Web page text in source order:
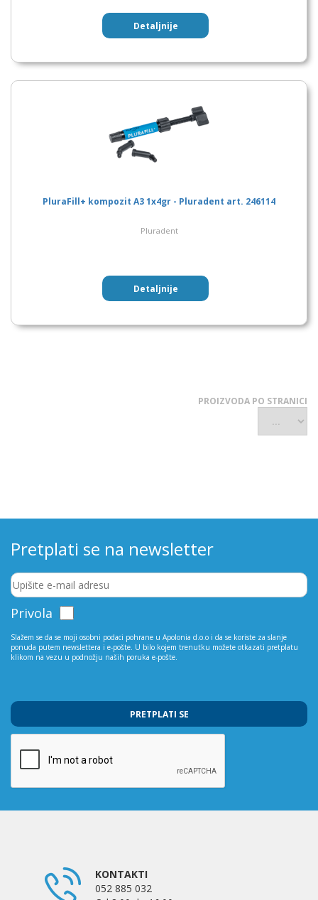
Detaljnije
PluraFill+ kompozit A3 1x4gr - Pluradent art. 246114
Pluradent
Detaljnije
PROIZVODA PO STRANICI
Pretplati se na newsletter
Privola
Slažem se da se moji osobni podaci pohrane u Apolonia d.o.o i da se koriste za slanje
ponuda putem newslettera i e-pošte. U bilo kojem trenutku možete otkazati pretplatu
klikom na vezu u podnožju naših poruka e-pošte.
PRETPLATI SE
KONTAKTI
052 885 032